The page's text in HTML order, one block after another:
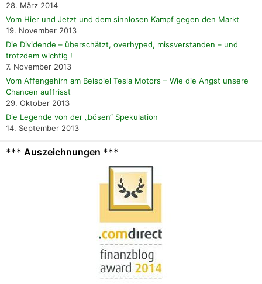
28. März 2014
Vom Hier und Jetzt und dem sinnlosen Kampf gegen den Markt
19. November 2013
Die Dividende – überschätzt, overhyped, missverstanden – und
trotzdem wichtig !
7. November 2013
Vom Affengehirn am Beispiel Tesla Motors – Wie die Angst unsere
Chancen auffrisst
29. Oktober 2013
Die Legende von der „bösen“ Spekulation
14. September 2013
*** Auszeichnungen ***